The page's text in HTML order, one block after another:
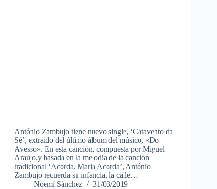
António Zambujo tiene nuevo single, ‘Catavento da
Sé’, extraído del último álbum del músico, «Do
Avesso». En esta canción, compuesta por Miguel
Araújo,y basada en la melodía de la canción
tradicional ‘Acorda, Maria Acorda’, António
Zambujo recuerda su infancia, la calle…
Noemí Sánchez
31/03/2019